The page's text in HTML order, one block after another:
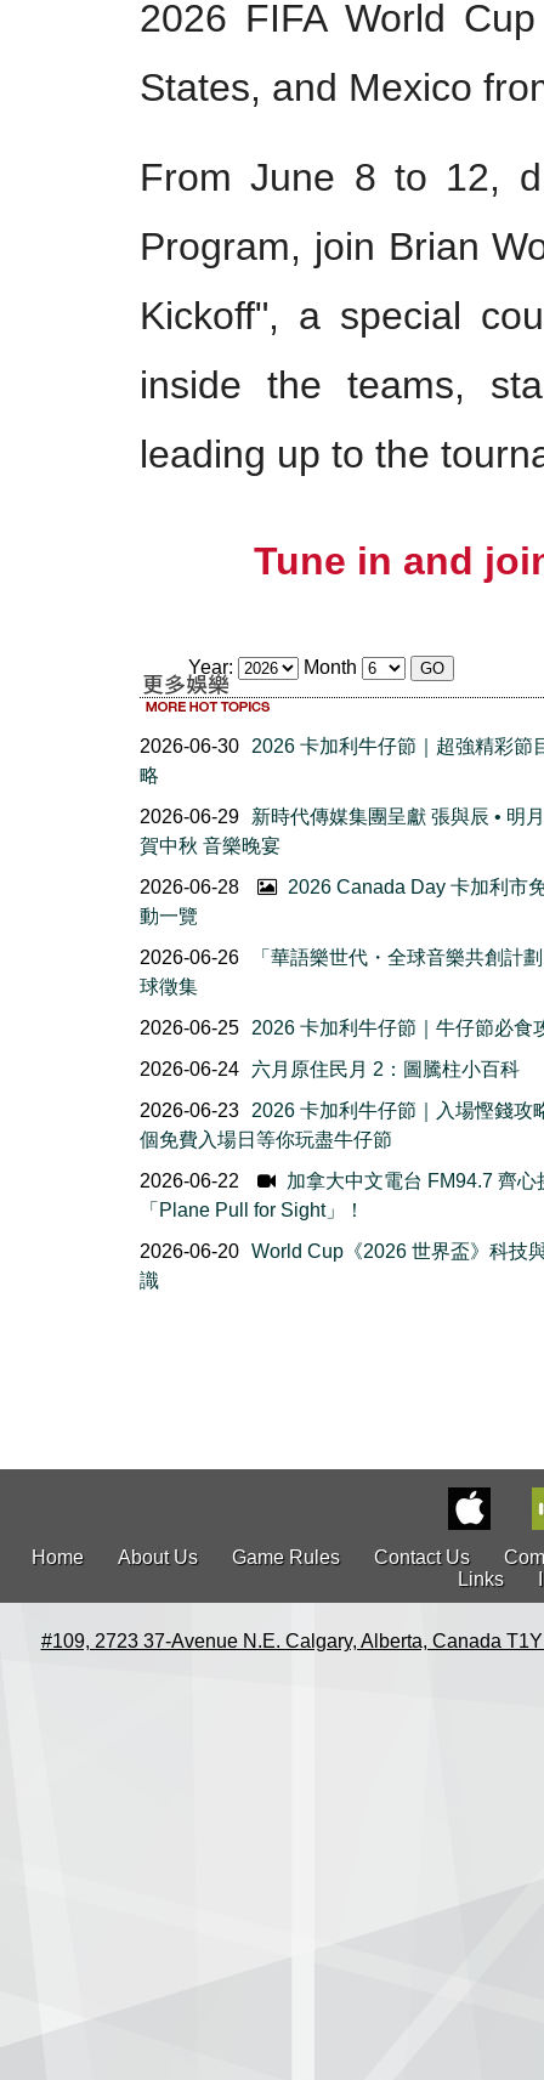
2026 FIFA World
States, and Mexico
From June 8 to 12,
Program, join Brian
Kickoff", a special
inside the teams,
leading up to the
Tune in and
Year: Month
2026-06-30
2026 卡加利牛仔節｜超強精彩節
略
2026-06-29
新時代傳媒集團呈獻 張與辰 • 明
賀中秋 音樂晚宴
2026-06-28
2026 Canada Day 卡加利市
動一覽
2026-06-26
「華語樂世代・全球音樂共創計
球徵集
2026-06-25
2026 卡加利牛仔節｜牛仔節必食
2026-06-24
六月原住民月 2：圖騰柱小百科
2026-06-23
2026 卡加利牛仔節｜入場慳錢攻
個免費入場日等你玩盡牛仔節
2026-06-22
加拿大中文電台 FM94.7 齊心
「Plane Pull for Sight」！
2026-06-20 World Cup《2026 世界盃》科技
識
Home About Us Game Rules Contact Us
Links
#109, 2723 37-Avenue N.E. Calgary, Alberta, Canada